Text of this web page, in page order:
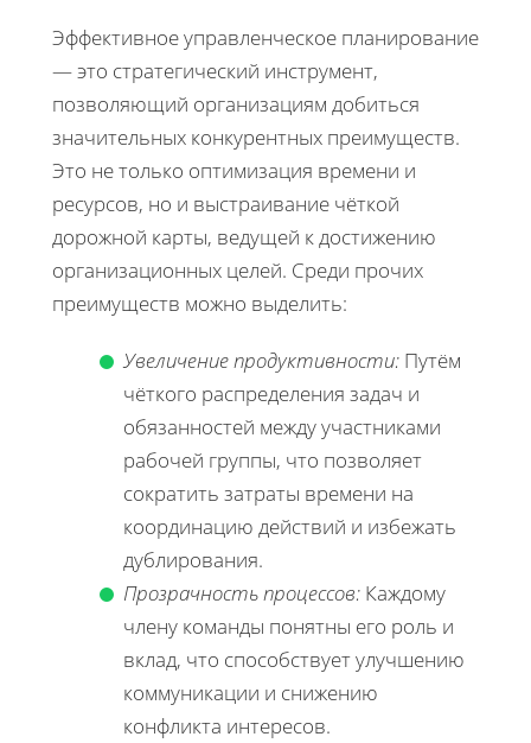
Эффективное управленческое планирование
— это стратегический инструмент,
позволяющий организациям добиться
значительных конкурентных преимуществ.
Это не только оптимизация времени и
ресурсов, но и выстраивание чёткой
дорожной карты, ведущей к достижению
организационных целей. Среди прочих
преимуществ можно выделить:
Увеличение продуктивности: Путём
чёткого распределения задач и
обязанностей между участниками
рабочей группы, что позволяет
сократить затраты времени на
координацию действий и избежать
дублирования.
Прозрачность процессов: Каждому
члену команды понятны его роль и
вклад, что способствует улучшению
коммуникации и снижению
конфликта интересов.